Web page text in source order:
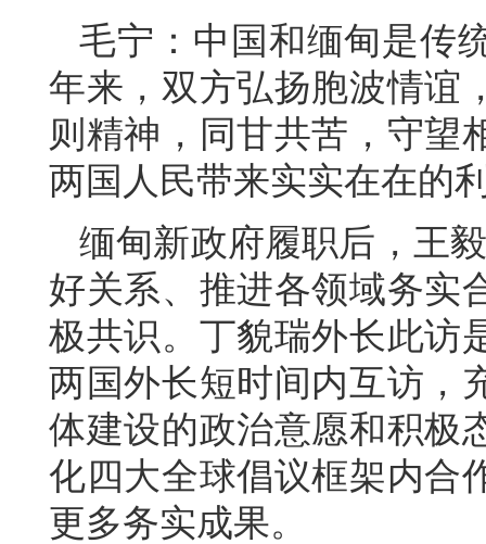
毛宁：中国和缅甸是传
年来，双方弘扬胞波情谊
则精神，同甘共苦，守望
两国人民带来实实在在的
缅甸新政府履职后，王
好关系、推进各领域务实
极共识。丁貌瑞外长此访
两国外长短时间内互访，
体建设的政治意愿和积极
化四大全球倡议框架内合
更多务实成果。